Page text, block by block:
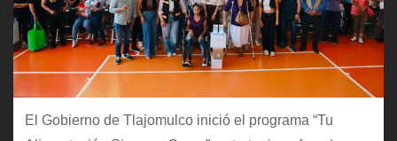
El Gobierno de Tlajomulco inició el programa “Tu